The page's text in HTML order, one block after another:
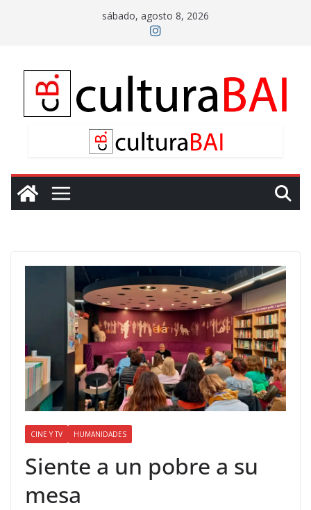
sábado, agosto 8, 2026
CINE Y TV HUMANIDADES
Siente a un pobre a su
mesa